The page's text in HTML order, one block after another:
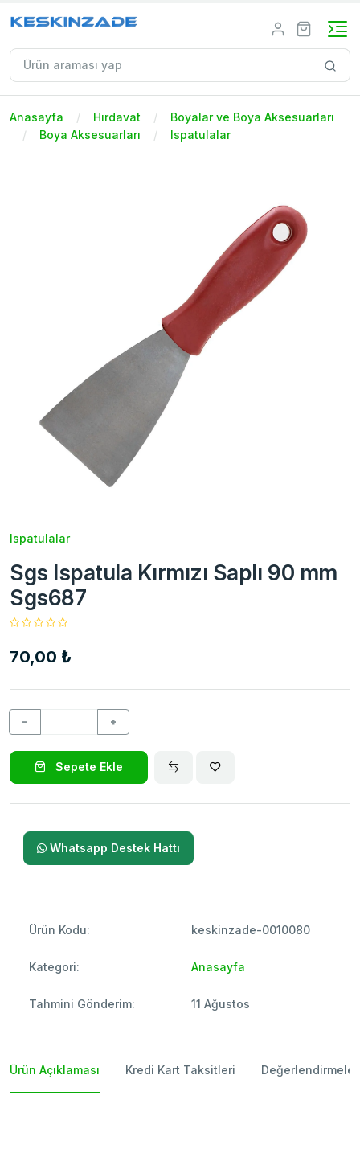
Anasayfa Hırdavat
Boyalar ve Boya Aksesuarları
Boya Aksesuarları
Ispatulalar
Ispatulalar
Sgs Ispatula Kırmızı Saplı 90 mm
Sgs687
70,00 ₺
− +
Sepete Ekle
Whatsapp Destek Hattı
Ürün Kodu: keskinzade-0010080
Kategori: Anasayfa
Tahmini Gönderim: 11 Ağustos
Ürün Açıklaması Kredi Kart Taksitleri Değerlendirmeler